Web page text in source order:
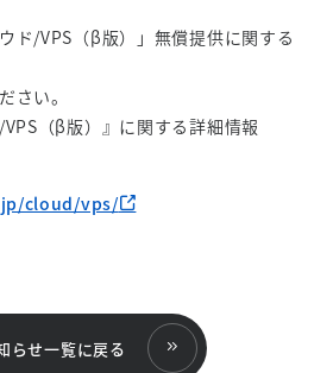
ド/VPS（β版）」無償提供に関する
さい。
（β版）』に関する詳細情報
cloud/vps/
らせ一覧に戻る